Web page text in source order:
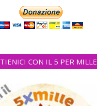
CON IL 5 PER MILLE